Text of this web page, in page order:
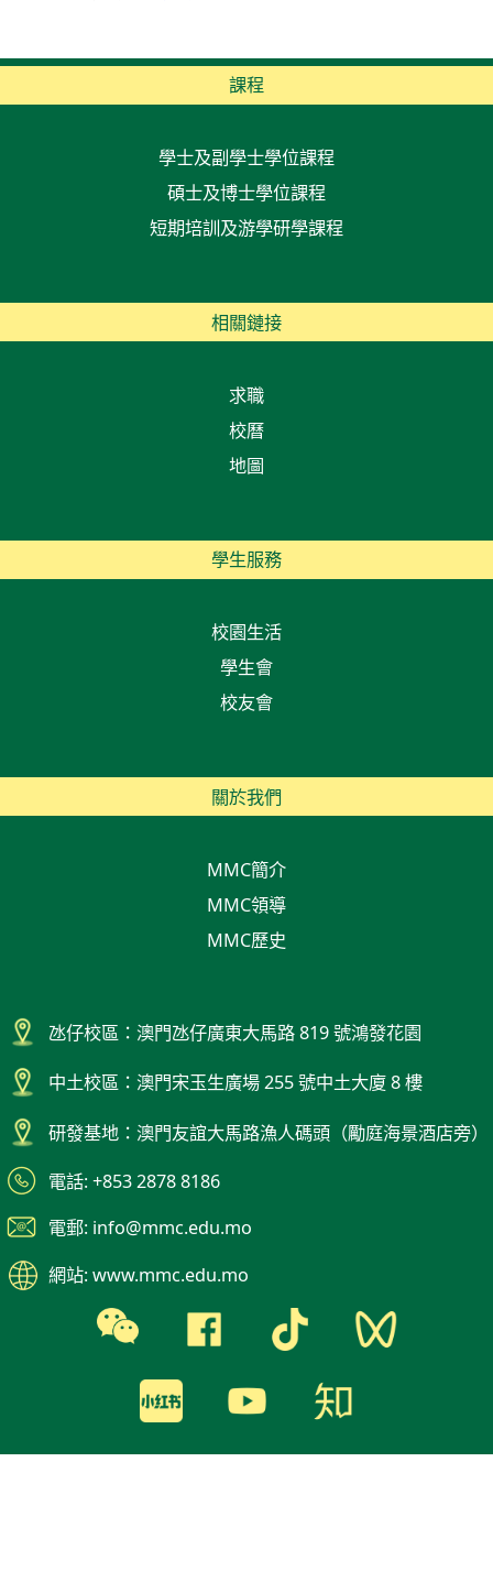
課程
學士及副學士學位課程
碩士及博士學位課程
短期培訓及游學研學課程
相關鏈接
求職
校曆
地圖
學生服務
校園生活
學生會
校友會
關於我們
MMC簡介
MMC領導
MMC歷史
氹仔校區：澳門氹仔廣東大馬路 819 號鴻發花園
中土校區：澳門宋玉生廣場 255 號中土大廈 8 樓
研發基地：澳門友誼大馬路漁人碼頭（勵庭海景酒店旁）
電話: +853 2878 8186
電郵: info@mmc.edu.mo
網站: www.mmc.edu.mo